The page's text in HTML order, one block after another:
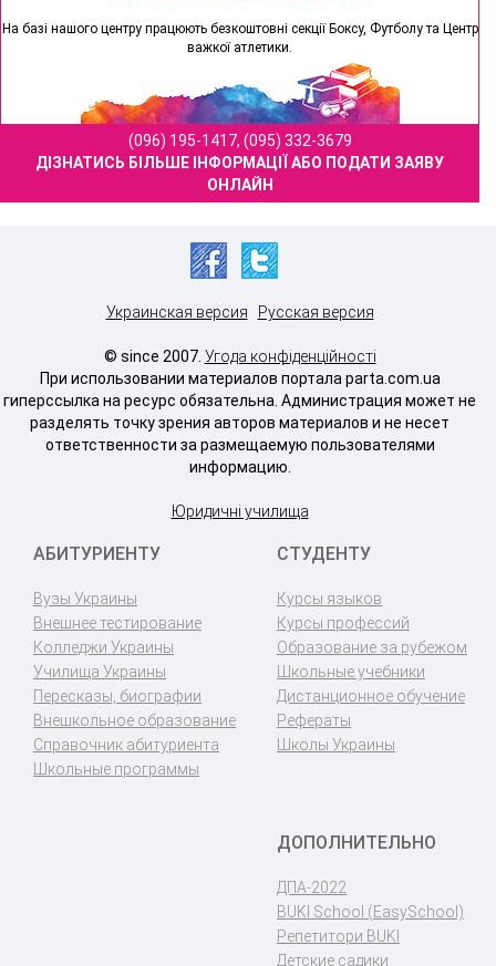
На базі нашого центру працюють безкоштовні секції Боксу, Футболу та Центр
важкої атлетики.
(096) 195-1417, (095) 332-3679
ДІЗНАТИСЬ БІЛЬШЕ ІНФОРМАЦІЇ АБО ПОДАТИ ЗАЯВУ
ОНЛАЙН
Украинская версия Русская версия
© since 2007. Угода конфіденційності
При использовании материалов портала parta.com.ua
гиперссылка на ресурс обязательна. Администрация может не
разделять точку зрения авторов материалов и не несет
ответственности за размещаемую пользователями
информацию.
Юридичні училища
АБИТУРИЕНТУ
Вузы Украины
Внешнее тестирование
Колледжи Украины
Училища Украины
Пересказы, биографии
Внешкольное образование
Справочник абитуриента
Школьные программы
СТУДЕНТУ
Курсы языков
Курсы профессий
Образование за рубежом
Школьные учебники
Дистанционное обучение
Рефераты
Школы Украины
ДОПОЛНИТЕЛЬНО
ДПА-2022
BUKI School (EasySchool)
Репетитори BUKI
Детские садики